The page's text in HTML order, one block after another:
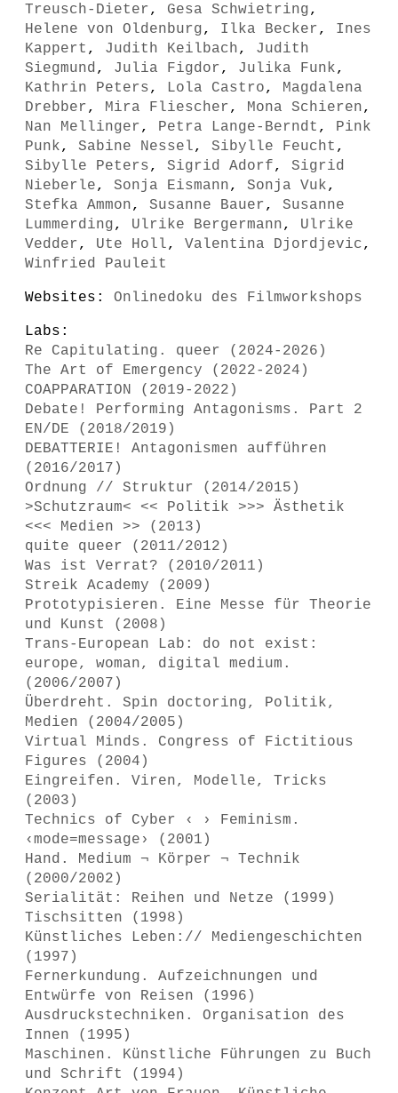
Treusch-Dieter, Gesa Schwietring,
Helene von Oldenburg, Ilka Becker, Ines
Kappert , Judith Keilbach, Judith
Siegmund, Julia Figdor, Julika Funk,
Kathrin Peters, Lola Castro, Magdalena
Drebber, Mira Fliescher, Mona Schieren,
Nan Mellinger, Petra Lange-Berndt , Pink
Punk, Sabine Nessel, Sibylle Feucht ,
Sibylle Peters, Sigrid Adorf, Sigrid
Nieberle, Sonja Eismann, Sonja Vuk,
Stefka Ammon, Susanne Bauer, Susanne
Lummerding, Ulrike Bergermann, Ulrike
Vedder, Ute Holl, Valentina Djordjevic,
Winfried Pauleit
Websites: Onlinedoku des Filmworkshops
Labs:
Re Capitulating. queer (2024-2026)
The Art of Emergency (2022-2024)
COAPPARATION (2019-2022)
Debate! Performing Antagonisms. Part 2
EN/DE (2018/2019)
DEBATTERIE! Antagonismen aufführen
(2016/2017)
Ordnung // Struktur (2014/2015)
>Schutzraum< << Politik >>> Ästhetik
<<< Medien >> (2013)
quite queer (2011/2012)
Was ist Verrat? (2010/2011)
Streik Academy (2009)
Prototypisieren. Eine Messe für Theorie
und Kunst (2008)
Trans-European Lab: do not exist:
europe, woman, digital medium.
(2006/2007)
Überdreht. Spin doctoring, Politik,
Medien (2004/2005)
Virtual Minds. Congress of Fictitious
Figures (2004)
Eingreifen. Viren, Modelle, Tricks
(2003)
Technics of Cyber ‹ › Feminism.
‹mode=message› (2001)
Hand. Medium ¬ Körper ¬ Technik
(2000/2002)
Serialität: Reihen und Netze (1999)
Tischsitten (1998)
Künstliches Leben:// Mediengeschichten
(1997)
Fernerkundung. Aufzeichnungen und
Entwürfe von Reisen (1996)
Ausdruckstechniken. Organisation des
Innen (1995)
Maschinen. Künstliche Führungen zu Buch
und Schrift (1994)